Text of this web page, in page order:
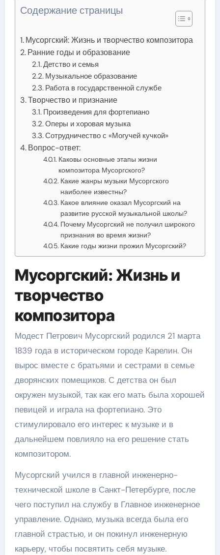
Содержание страницы
Мусоргский: Жизнь и творчество композитора
Ранние годы и образование
Детство и семья
Музыкальное образование
Работа в государственной службе
Творчество и признание
Произведения для фортепиано
Оперы и хоровая музыка
Сотрудничество с «Могучей кучкой»
Вопрос-ответ:
Каковы основные этапы жизни
композитора Мусоргского?
Какие жанры музыки Мусоргского
наиболее известны?
Какое влияние оказал Мусоргский на
развитие русской музыкальной школы?
Почему Мусоргский не получил широкого
признания во время жизни?
Какие годы жизни прожил Мусоргский?
Мусоргский: Жизнь и
творчество
композитора
Модест Петрович Мусоргский родился 21 марта
1839 года в историческом городе Карелин. Он
вырос вместе с братьями и сестрами в семье
дворянских помещиков. С детства он был
окружен музыкой, так как его мать была хорошей
певицей и играла на фортепиано. Это
стимулировало его интерес к музыке и в
дальнейшем повлияло на его решение стать
композитором.
Мусоргский учился в главной инженерно-
технической школе в Санкт-Петербурге, после
чего поступил на службу в Главное инженерное
управление. Однако, музыка всегда была его
главной страстью, и он покинул инженерную
карьеру, чтобы посвятить себя музыке.